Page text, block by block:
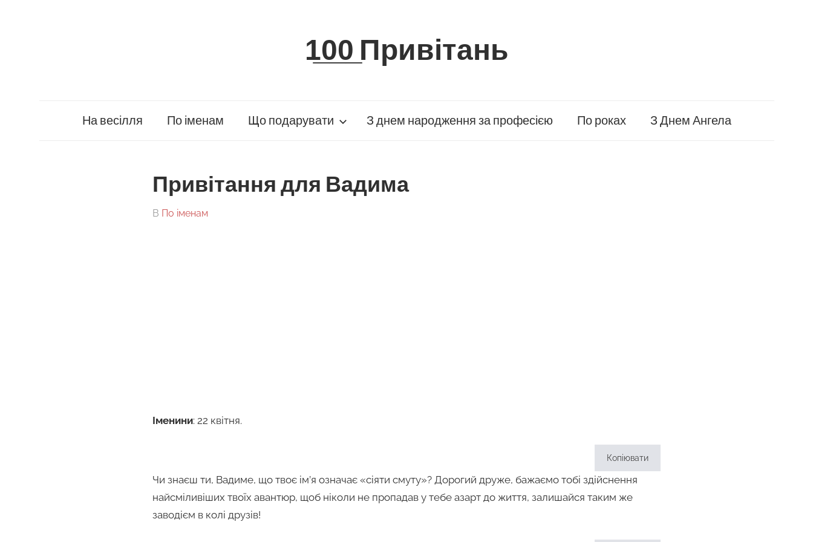
1̲0̲0̲ Привітань
На весілля По іменам Що подарувати З днем народження за професією По роках З Днем Ангела
Привітання для Вадима
On
By
В По іменам
Іменини: 22 квітня.
Копіювати
Чи знаєш ти, Вадиме, що твоє ім’я означає «сіяти смуту»? Дорогий друже, бажаємо тобі здійснення
найсміливіших твоїх авантюр, щоб ніколи не пропадав у тебе азарт до життя, залишайся таким же
заводієм в колі друзів!